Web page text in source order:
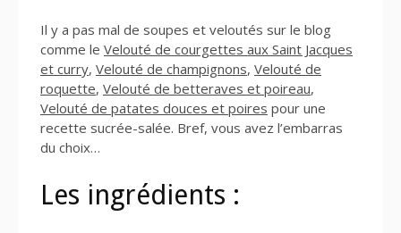
Il y a pas mal de soupes et veloutés sur le blog
comme le Velouté de courgettes aux Saint Jacques
et curry, Velouté de champignons, Velouté de
roquette, Velouté de betteraves et poireau,
Velouté de patates douces et poires pour une
recette sucrée-salée. Bref, vous avez l’embarras
du choix…
Les ingrédients :